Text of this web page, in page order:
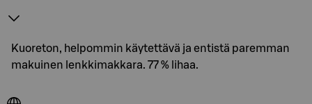
Kuoreton, helpommin käytettävä ja entistä paremman
makuinen lenkkimakkara. 77 % lihaa.